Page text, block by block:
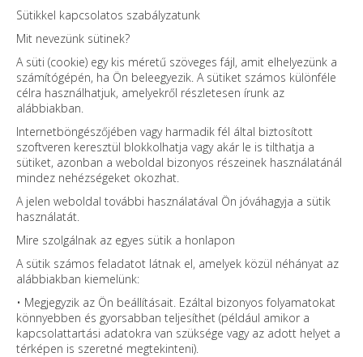
Sütikkel kapcsolatos szabályzatunk
Mit nevezünk sütinek?
A süti (cookie) egy kis méretű szöveges fájl, amit elhelyezünk a
számítógépén, ha Ön beleegyezik. A sütiket számos különféle
célra használhatjuk, amelyekről részletesen írunk az
alábbiakban.
Internetböngészőjében vagy harmadik fél által biztosított
szoftveren keresztül blokkolhatja vagy akár le is tilthatja a
sütiket, azonban a weboldal bizonyos részeinek használatánál
mindez nehézségeket okozhat.
A jelen weboldal további használatával Ön jóváhagyja a sütik
használatát.
Mire szolgálnak az egyes sütik a honlapon
A sütik számos feladatot látnak el, amelyek közül néhányat az
alábbiakban kiemelünk:
• Megjegyzik az Ön beállításait. Ezáltal bizonyos folyamatokat
könnyebben és gyorsabban teljesíthet (például amikor a
kapcsolattartási adatokra van szüksége vagy az adott helyet a
térképen is szeretné megtekinteni).